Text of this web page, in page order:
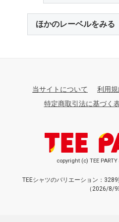
ほかのレーベルをみる
当サイトについて 利用規
特定商取引法に基づく
copyright (c) TEE
TEEシャツのバリエーション：3289
（2026/8/9